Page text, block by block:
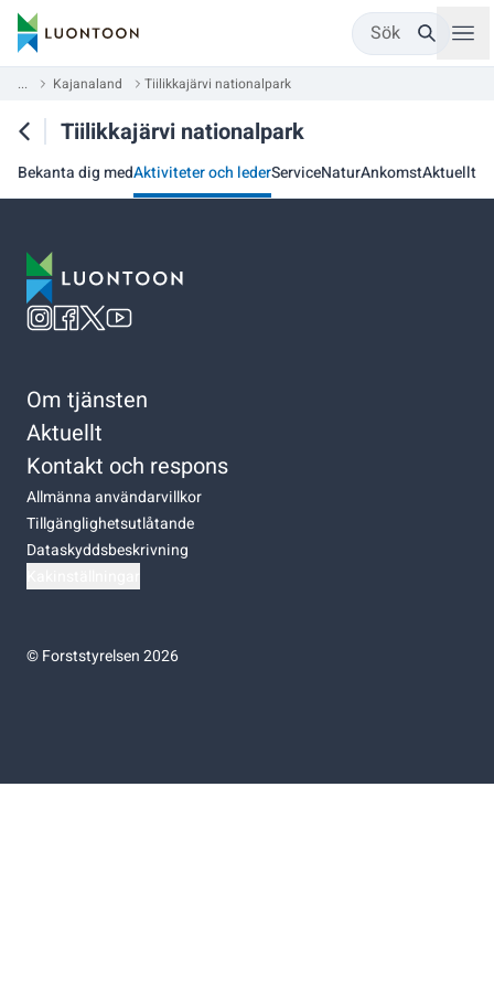
Sök
... Kajanaland Tiilikkajärvi nationalpark
Tiilikkajärvi nationalpark
Bekanta dig medAktiviteter och lederServiceNaturAnkomstAktuellt
Om tjänsten
Aktuellt
Kontakt och respons
Allmänna användarvillkor
Tillgänglighetsutlåtande
Dataskyddsbeskrivning
©Forststyrelsen 2026